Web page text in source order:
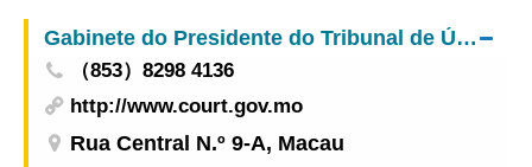
celebrado cada 18 de Junho
Gabinete do Presidente do Tribunal de Última Instância
（853）8298 4136
http://www.court.gov.mo
Rua Central N.º 9-A, Macau